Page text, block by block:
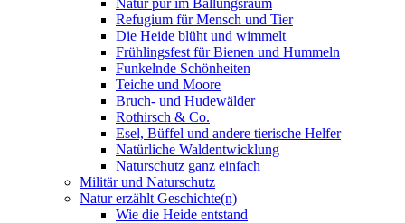
Natur pur im Ballungsraum
Refugium für Mensch und Tier
Die Heide blüht und wimmelt
Frühlingsfest für Bienen und Hummeln
Funkelnde Schönheiten
Teiche und Moore
Bruch- und Hudewälder
Rothirsch & Co.
Esel, Büffel und andere tierische Helfer
Natürliche Waldentwicklung
Naturschutz ganz einfach
Militär und Naturschutz
Natur erzählt Geschichte(n)
Wie die Heide entstand